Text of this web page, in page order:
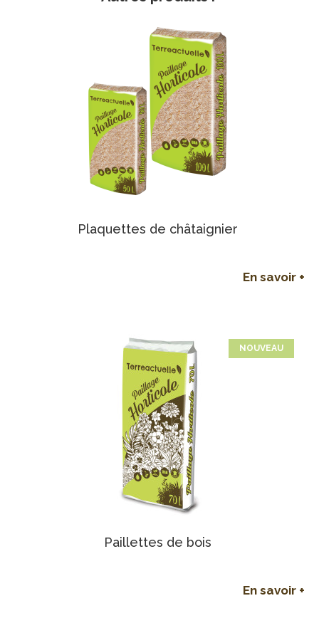
Plaquettes de châtaignier
En savoir +
NOUVEAU
Paillettes de bois
En savoir +